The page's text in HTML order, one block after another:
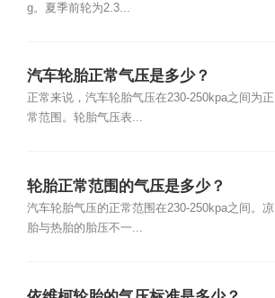
g。夏季前轮为2.3...
汽车轮胎正常气压是多少？
正常来说，汽车轮胎气压在230-250kpa之间为正
常范围。轮胎气压表...
轮胎正常范围的气压是多少？
汽车轮胎气压的正常范围在230-250kpa之间。凉
胎与热胎的胎压不一...